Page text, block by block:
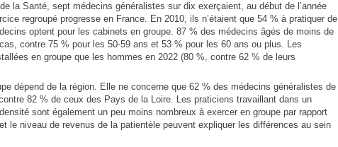
la Santé, sept médecins généralistes sur dix exerçaient, au début de l’année
regroupé progresse en France. En 2010, ils n’étaient que 54 % à pratiquer de
optent pour les cabinets en groupe. 87 % des médecins âgés de moins de
contre 75 % pour les 50-59 ans et 53 % pour les 60 ans ou plus. Les
en groupe que les hommes en 2022 (80 %, contre 62 % de leurs
dépend de la région. Elle ne concerne que 62 % des médecins généralistes de
82 % de ceux des Pays de la Loire. Les praticiens travaillant dans un
sont également un peu moins nombreux à exercer en groupe par rapport
le niveau de revenus de la patientèle peuvent expliquer les différences au sein